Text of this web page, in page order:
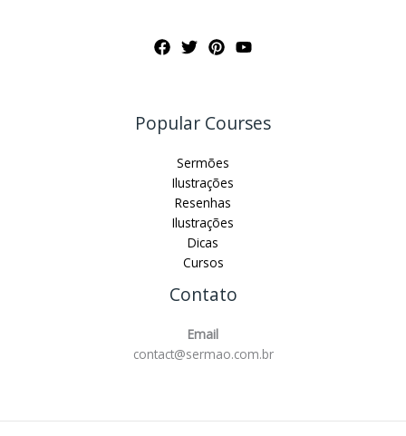
Popular Courses
Sermões
Ilustrações
Resenhas
Ilustrações
Dicas
Cursos
Contato
Email
contact@sermao.com.br